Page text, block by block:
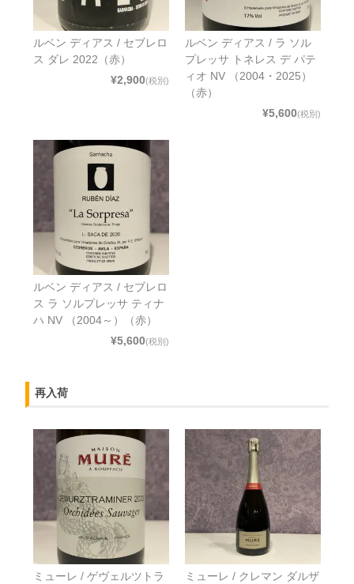
ルベン ディアス / セブレロ
ス ダレ 2022（赤）
¥2,900(税別)
ルベン ディアス / ラ ソル
プレッサ トネレス デ パテ
ィオ NV （2004・2025）
（赤）
¥5,600(税別)
ルベン ディアス / セブレロ
ス ラ ソルプレッサ ティナ
ハ NV （2004～）（赤）
¥5,600(税別)
再入荷
ミューレ / ゲヴェルツトラ
ミューレ / クレマン ダルザ